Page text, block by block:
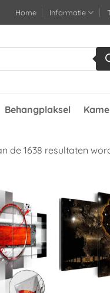
Home Informatie
Behangplaksel
de 1638 resultaten
Toevoegen
aan
verlanglijst